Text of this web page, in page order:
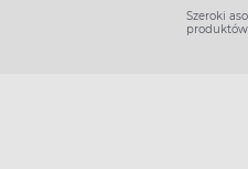
Szeroki
produktów